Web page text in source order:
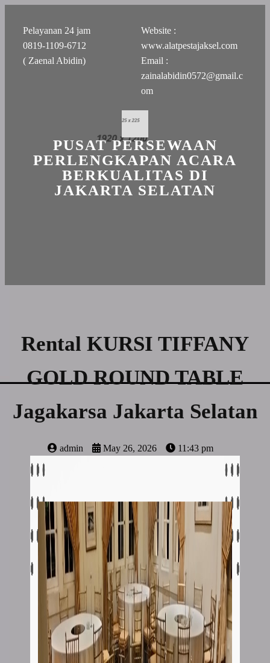
Pelayanan 24 jam
0819-1109-6712
( Zaenal Abidin)
Website :
www.alatpestajaksel.com
Email :
zainalabidin0572@gmail.c
om
PUSAT PERSEWAAN
PERLENGKAPAN ACARA
BERKUALITAS DI
JAKARTA SELATAN
Rental KURSI TIFFANY
GOLD ROUND TABLE
Jagakarsa Jakarta Selatan
admin May 26, 2026 11:43 pm